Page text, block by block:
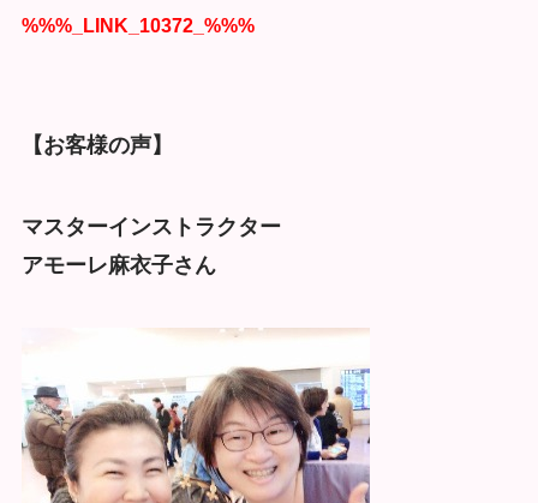
%%%_LINK_10372_%%%
【お客様の声】
マスターインストラクター
アモーレ麻衣子さん